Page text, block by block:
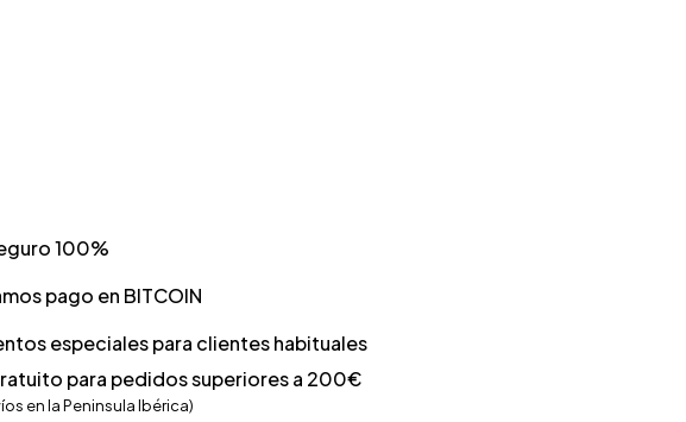
100%
pago en BITCOIN
especiales para clientes habituales
para pedidos superiores a 200€
en la Peninsula Ibérica)